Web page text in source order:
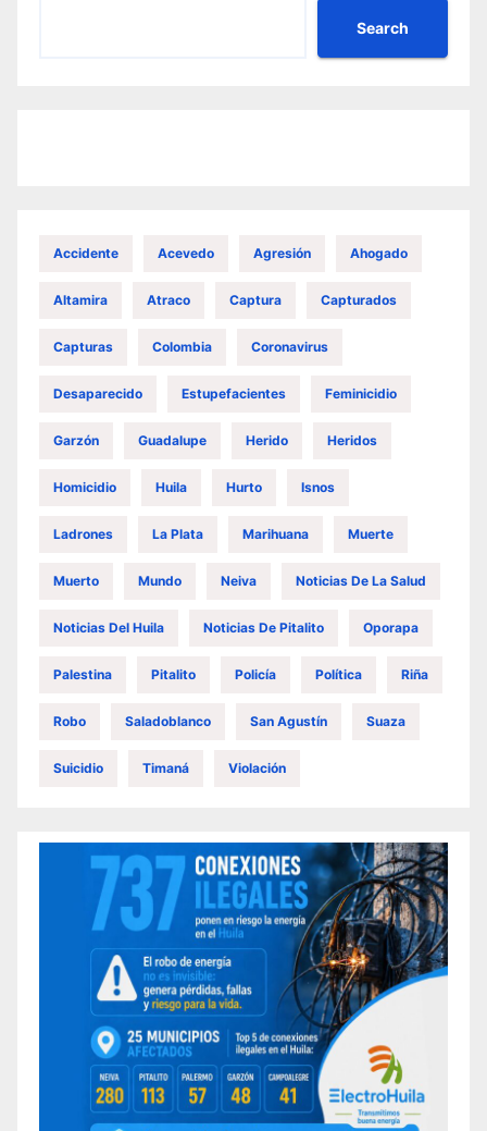
Search
Accidente Acevedo Agresión Ahogado
Altamira Atraco Captura Capturados
Capturas Colombia Coronavirus
Desaparecido Estupefacientes Feminicidio
Garzón Guadalupe Herido Heridos
Homicidio Huila Hurto Isnos
Ladrones La Plata Marihuana Muerte
Muerto Mundo Neiva Noticias De La Salud
Noticias Del Huila Noticias De Pitalito Oporapa
Palestina Pitalito Policía Política Riña
Robo Saladoblanco San Agustín Suaza
Suicidio Timaná Violación